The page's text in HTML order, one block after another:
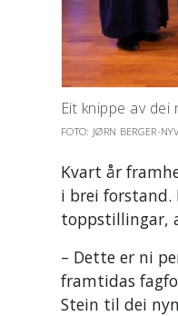
Eit knippe av
FOTO: JØRN BERGER-
Kvart år
i brei
toppstillingar,
– Dette er ni
framtidas
Stein til dei